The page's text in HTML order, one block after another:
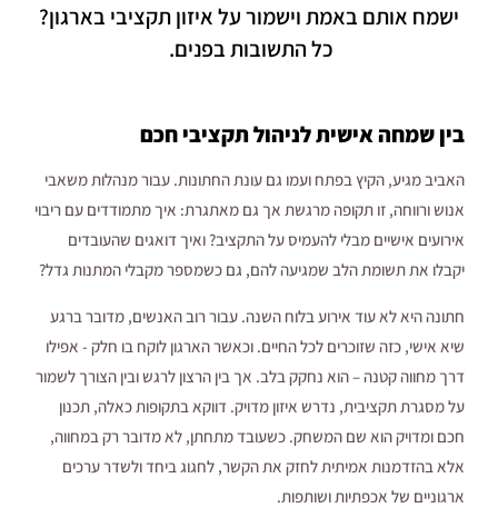
ישמח אותם באמת וישמור על איזון תקציבי בארגון?
כל התשובות בפנים.
בין שמחה אישית לניהול תקציבי חכם
האביב מגיע, הקיץ בפתח ועמו גם עונת החתונות. עבור מנהלות משאבי
אנוש ורווחה, זו תקופה מרגשת אך גם מאתגרת: איך מתמודדים עם ריבוי
אירועים אישיים מבלי להעמיס על התקציב? ואיך דואגים שהעובדים
יקבלו את תשומת הלב שמגיעה להם, גם כשמספר מקבלי המתנות גדל?
חתונה היא לא עוד אירוע בלוח השנה. עבור רוב האנשים, מדובר ברגע
שיא אישי, כזה שזוכרים לכל החיים. וכאשר הארגון לוקח בו חלק - אפילו
דרך מחווה קטנה – הוא נחקק בלב. אך בין הרצון לרגש ובין הצורך לשמור
על מסגרת תקציבית, נדרש איזון מדויק. דווקא בתקופות כאלה, תכנון
חכם ומדויק הוא שם המשחק. כשעובד מתחתן, לא מדובר רק במחווה,
אלא בהזדמנות אמיתית לחזק את הקשר, לחגוג ביחד ולשדר ערכים
ארגוניים של אכפתיות ושותפות.